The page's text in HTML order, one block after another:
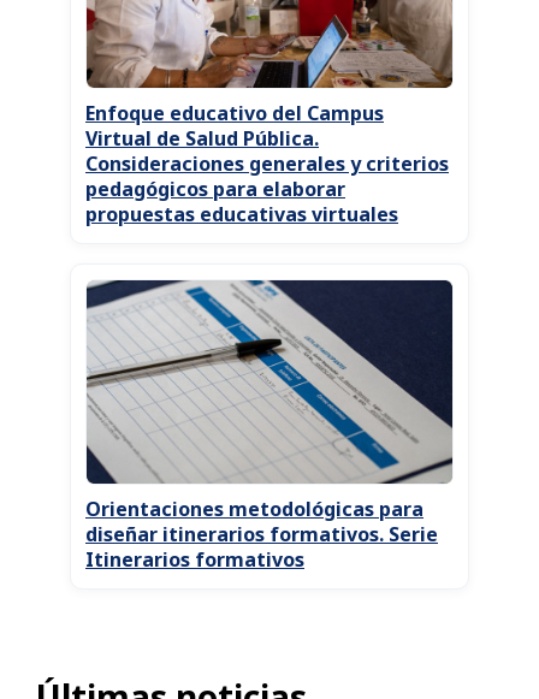
Enfoque educativo del Campus
Virtual de Salud Pública.
Consideraciones generales y criterios
pedagógicos para elaborar
propuestas educativas virtuales
Orientaciones metodológicas para
diseñar itinerarios formativos. Serie
Itinerarios formativos